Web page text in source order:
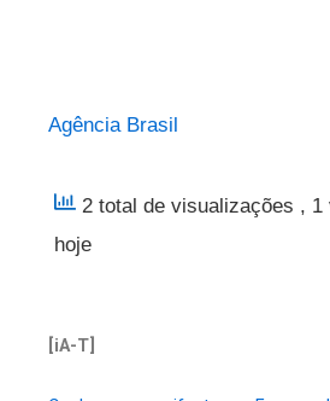
Agência Brasil
2 total de visualizações , 1
hoje
[iA-T]